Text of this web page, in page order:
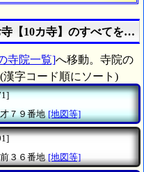
【10カ寺】のすべてを知
寺院一覧]へ移動。寺院の
字コード順にソート)
７９番地 [地図等]
３６番地 [地図等]